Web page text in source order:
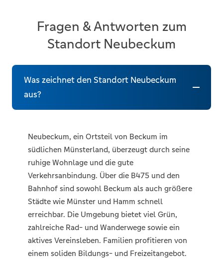
Fragen & Antworten zum
Standort Neubeckum
Was zeichnet den Standort Neubeckum
aus?
Neubeckum, ein Ortsteil von Beckum im
südlichen Münsterland, überzeugt durch seine
ruhige Wohnlage und die gute
Verkehrsanbindung. Über die B475 und den
Bahnhof sind sowohl Beckum als auch größere
Städte wie Münster und Hamm schnell
erreichbar. Die Umgebung bietet viel Grün,
zahlreiche Rad- und Wanderwege sowie ein
aktives Vereinsleben. Familien profitieren von
einem soliden Bildungs- und Freizeitangebot.